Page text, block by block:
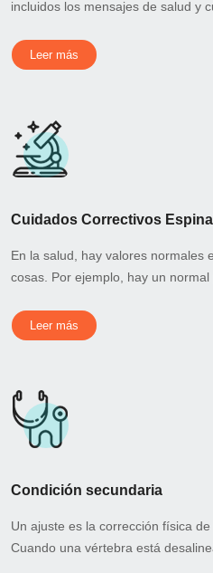
incluidos los mensajes de salud y
Leer más
Cuidados Correctivos
En la salud, hay valores normales
cosas. Por ejemplo, hay un
Leer más
Condición secundaria
Un ajuste es la corrección física
Cuando una vértebra está